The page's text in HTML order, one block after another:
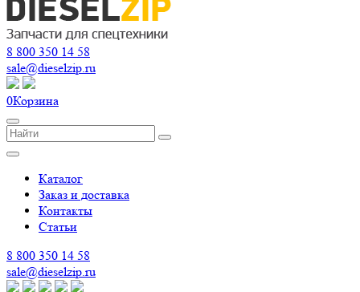
8 800 350 14 58
sale@dieselzip.ru
0Корзина
Каталог
Заказ и доставка
Контакты
Статьи
8 800 350 14 58
sale@dieselzip.ru